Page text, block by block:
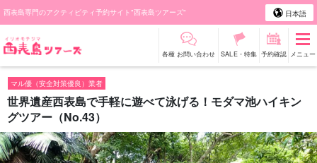
西表島専門のアクティビティ予約サイト"西表島ツアーズ" 日本語
各種 お問い合わせ SALE・特集 予約確認 メニュー
マル優（安全対策優良）業者
世界遺産西表島で手軽に遊べて泳げる！モダマ池ハイキン
グツアー（No.43）